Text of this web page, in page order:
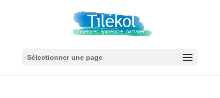
Sélectionner une page